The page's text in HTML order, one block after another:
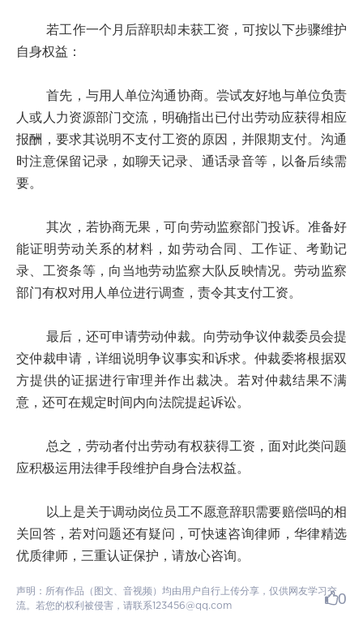
若工作一个月后辞职却未获工资，可按以下步骤维护
自身权益：
首先，与用人单位沟通协商。尝试友好地与单位负责
人或人力资源部门交流，明确指出已付出劳动应获得相应
报酬，要求其说明不支付工资的原因，并限期支付。沟通
时注意保留记录，如聊天记录、通话录音等，以备后续需
要。
其次，若协商无果，可向劳动监察部门投诉。准备好
能证明劳动关系的材料，如劳动合同、工作证、考勤记
录、工资条等，向当地劳动监察大队反映情况。劳动监察
部门有权对用人单位进行调查，责令其支付工资。
最后，还可申请劳动仲裁。向劳动争议仲裁委员会提
交仲裁申请，详细说明争议事实和诉求。仲裁委将根据双
方提供的证据进行审理并作出裁决。若对仲裁结果不满
意，还可在规定时间内向法院提起诉讼。
总之，劳动者付出劳动有权获得工资，面对此类问题
应积极运用法律手段维护自身合法权益。
以上是关于调动岗位员工不愿意辞职需要赔偿吗的相
关回答，若对问题还有疑问，可快速咨询律师，华律精选
优质律师，三重认证保护，请放心咨询。
声明：所有作品（图文、音视频）均由用户自行上传分享，仅供网友学习交
流。若您的权利被侵害，请联系123456@qq.com
0